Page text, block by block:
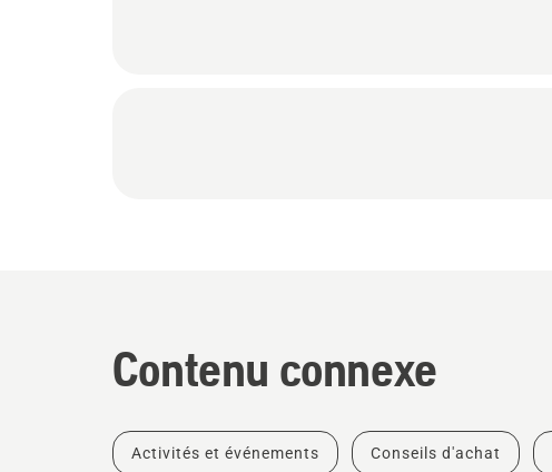
Contenu connexe
Activités et événements Conseils d'achat